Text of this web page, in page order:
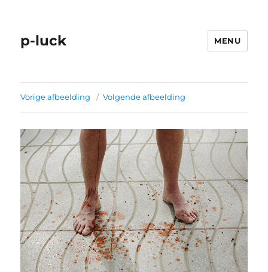
p-luck MENU
Vorige afbeelding Volgende afbeelding